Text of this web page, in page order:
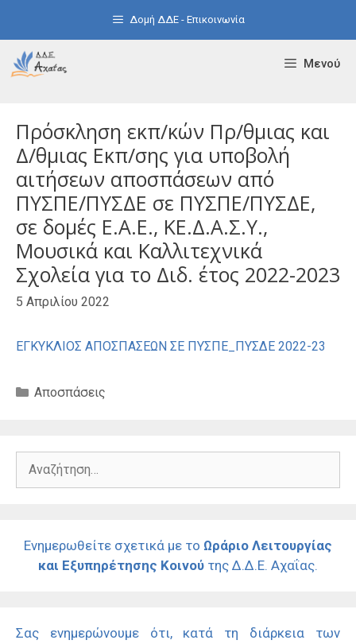
Δομή ΔΔΕ - Επικοινωνία
Μενού
Πρόσκληση εκπ/κών Πρ/θμιας και
Δ/θμιας Εκπ/σης για υποβολή
αιτήσεων αποσπάσεων από
ΠΥΣΠΕ/ΠΥΣΔΕ σε ΠΥΣΠΕ/ΠΥΣΔΕ,
σε δομές Ε.Α.Ε., ΚΕ.Δ.Α.Σ.Υ.,
Μουσικά και Καλλιτεχνικά
Σχολεία για το Διδ. έτος 2022-2023
5 Απριλίου 2022
ΕΓΚΥΚΛΙΟΣ ΑΠΟΣΠΑΣΕΩΝ ΣΕ ΠΥΣΠΕ_ΠΥΣΔΕ 2022-23
Κατηγορίες
Αποσπάσεις
Αναζήτηση
Ενημερωθείτε σχετικά με το Ωράριο Λειτουργίας
και Εξυπηρέτησης Κοινού της Δ.Δ.Ε. Αχαΐας.
Σας ενημερώνουμε ότι, κατά τη διάρκεια των